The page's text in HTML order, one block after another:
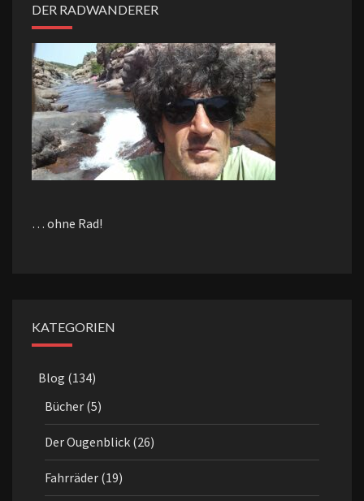
DER RADWANDERER
… ohne Rad!
KATEGORIEN
Blog (134)
Bücher (5)
Der Ougenblick (26)
Fahrräder (19)